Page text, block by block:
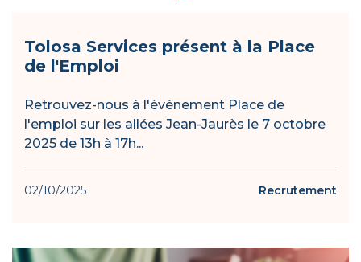
Tolosa Services présent à la Place
de l'Emploi
Retrouvez-nous à l'événement Place de
l'emploi sur les allées Jean-Jaurès le 7 octobre
2025 de 13h à 17h...
02/10/2025 Recrutement